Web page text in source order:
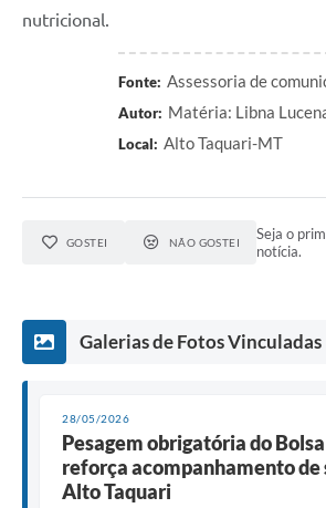
nutricional.
Fonte: Assessoria de
Autor: Matéria: Libna
Local: Alto Taquari-MT
GOSTEI NÃO GOSTEI
Seja o
notícia.
Galerias de Fotos Vinculadas
28/05/2026
Pesagem obrigatória do
reforça acompanhamento de
Alto Taquari